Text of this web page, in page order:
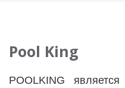
Pool King
POOLKING